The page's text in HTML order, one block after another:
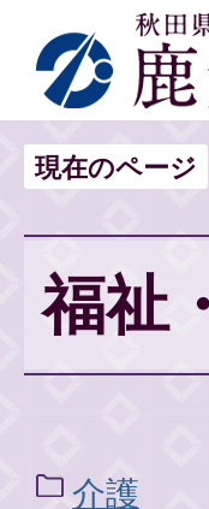
現在のページ
福祉
介護